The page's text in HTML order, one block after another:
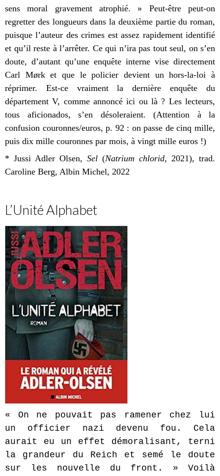
sens moral gravement atrophié. » Peut-être peut-on
regretter des longueurs dans la deuxième partie du roman,
puisque l’auteur des crimes est assez rapidement identifié
et qu’il reste à l’arrêter. Ce qui n’ira pas tout seul, on s’en
doute, d’autant qu’une enquête interne vise directement
Carl Mørk et que le policier devient un hors-la-loi à
réprimer. Est-ce vraiment la dernière enquête du
département V, comme annoncé ici ou là ? Les lecteurs,
tous aficionados, s’en désoleraient. (Attention à la
confusion couronnes/euros, p. 92 : on passe de cinq mille,
puis dix mille couronnes par mois, à vingt mille euros !)
* Jussi Adler Olsen, Sel (Natrium chlorid, 2021), trad.
Caroline Berg, Albin Michel, 2022
L’Unité Alphabet
« On ne pouvait pas ramener chez lui
un officier nazi devenu fou. Cela
aurait eu un effet démoralisant, terni
la grandeur du Reich et semé le doute
sur les nouvelle du front. » Voilà